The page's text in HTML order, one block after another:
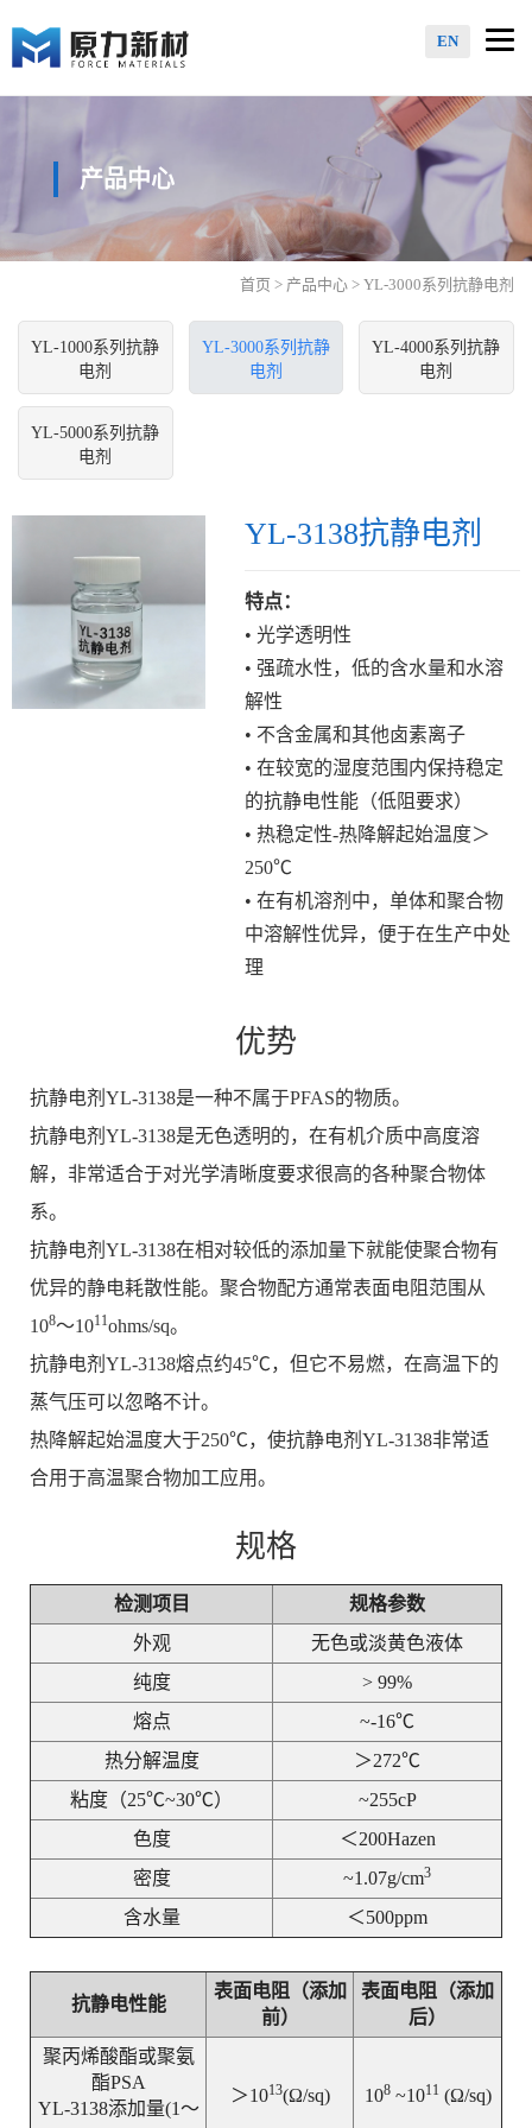
EN
产品中心
首页 > 产品中心 > YL-3000系列抗静电剂
YL-1000系列抗静
电剂
YL-3000系列抗静
电剂
YL-4000系列抗静
电剂
YL-5000系列抗静
电剂
YL-3138抗静电剂
特点：
• 光学透明性
• 强疏水性，低的含水量和水溶
解性
• 不含金属和其他卤素离子
• 在较宽的湿度范围内保持稳定
的抗静电性能（低阻要求）
• 热稳定性-热降解起始温度＞
250℃
• 在有机溶剂中，单体和聚合物
中溶解性优异，便于在生产中处
理
优势
抗静电剂YL-3138是一种不属于PFAS的物质。
抗静电剂YL-3138是无色透明的，在有机介质中高度溶
解，非常适合于对光学清晰度要求很高的各种聚合物体
系。
抗静电剂YL-3138在相对较低的添加量下就能使聚合物有
优异的静电耗散性能。聚合物配方通常表面电阻范围从
108～1011ohms/sq。
抗静电剂YL-3138熔点约45℃，但它不易燃，在高温下的
蒸气压可以忽略不计。
热降解起始温度大于250℃，使抗静电剂YL-3138非常适
合用于高温聚合物加工应用。
规格
检测项目
规格参数
外观
无色或淡黄色液体
纯度
> 99%
熔点
~-16℃
热分解温度
＞272℃
粘度（25℃~30℃）
~255cP
色度
＜200Hazen
密度
~1.07g/cm3
含水量 ＜500ppm
抗静电性能
表面电阻（添加
前）
表面电阻（添加
后）
聚丙烯酸酯或聚氨
酯PSA
YL-3138添加量(1～
＞1013(Ω/sq) 108~1011 (Ω/sq)